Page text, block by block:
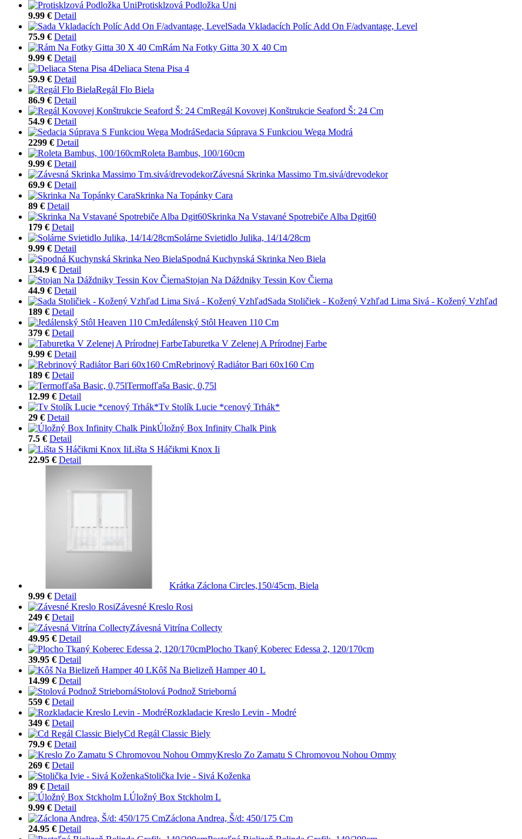
Protisklzová Podložka Uni
9.99 € Detail
Sada Vkladacích Políc Add On F/advantage, Level
75.9 € Detail
Rám Na Fotky Gitta 30 X 40 Cm
9.99 € Detail
Deliaca Stena Pisa 4
59.9 € Detail
Regál Flo Biela
86.9 € Detail
Regál Kovovej Konštrukcie Seaford Š: 24 Cm
54.9 € Detail
Sedacia Súprava S Funkciou Wega Modrá
2299 € Detail
Roleta Bambus, 100/160cm
9.99 € Detail
Závesná Skrinka Massimo Tm.sivá/drevodekor
69.9 € Detail
Skrinka Na Topánky Cara
89 € Detail
Skrinka Na Vstavané Spotrebiče Alba Dgit60
179 € Detail
Solárne Svietidlo Julika, 14/14/28cm
9.99 € Detail
Spodná Kuchynská Skrinka Neo Biela
134.9 € Detail
Stojan Na Dáždniky Tessin Kov Čierna
44.9 € Detail
Sada Stoličiek - Kožený Vzhľad Lima Sivá - Kožený Vzhľad
189 € Detail
Jedálenský Stôl Heaven 110 Cm
379 € Detail
Taburetka V Zelenej A Prírodnej Farbe
9.99 € Detail
Rebrinový Radiátor Bari 60x160 Cm
189 € Detail
Termofľaša Basic, 0,75l
12.99 € Detail
Tv Stolík Lucie *cenový Trhák*
29 € Detail
Úložný Box Infinity Chalk Pink
7.5 € Detail
Lišta S Háčikmi Knox Ii
22.95 € Detail
Krátka Záclona Circles,150/45cm, Biela
9.99 € Detail
Závesné Kreslo Rosi
249 € Detail
Závesná Vitrína Collecty
49.95 € Detail
Plocho Tkaný Koberec Edessa 2, 120/170cm
39.95 € Detail
Kôš Na Bielizeň Hamper 40 L
14.99 € Detail
Stolová Podnož Strieborná
559 € Detail
Rozkladacie Kreslo Levin - Modré
349 € Detail
Cd Regál Classic Biely
79.9 € Detail
Kreslo Zo Zamatu S Chromovou Nohou Ommy
269 € Detail
Stolička Ivie - Sivá Koženka
89 € Detail
Úložný Box Stckholm L
9.99 € Detail
Záclona Andrea, Š/d: 450/175 Cm
24.95 € Detail